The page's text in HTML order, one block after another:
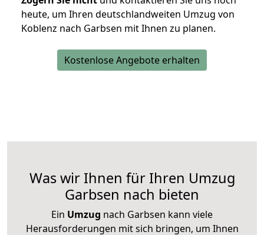
heute, um Ihren deutschlandweiten Umzug von
Koblenz nach Garbsen mit Ihnen zu planen.
Kostenlose Angebote erhalten
Was wir Ihnen für Ihren Umzug
Garbsen nach bieten
Ein Umzug nach Garbsen kann viele
Herausforderungen mit sich bringen, um Ihnen